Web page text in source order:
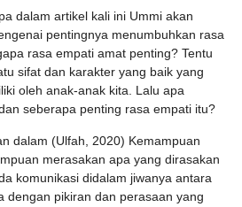
dalam artikel kali ini Ummi akan
pentingnya menumbuhkan rasa
rasa empati amat penting? Tentu
sifat dan karakter yang baik yang
oleh anak-anak kita. Lalu apa
seberapa penting rasa empati itu?
dalam (Ulfah, 2020) Kemampuan
merasakan apa yang dirasakan
komunikasi didalam jiwanya antara
dengan pikiran dan perasaan yang